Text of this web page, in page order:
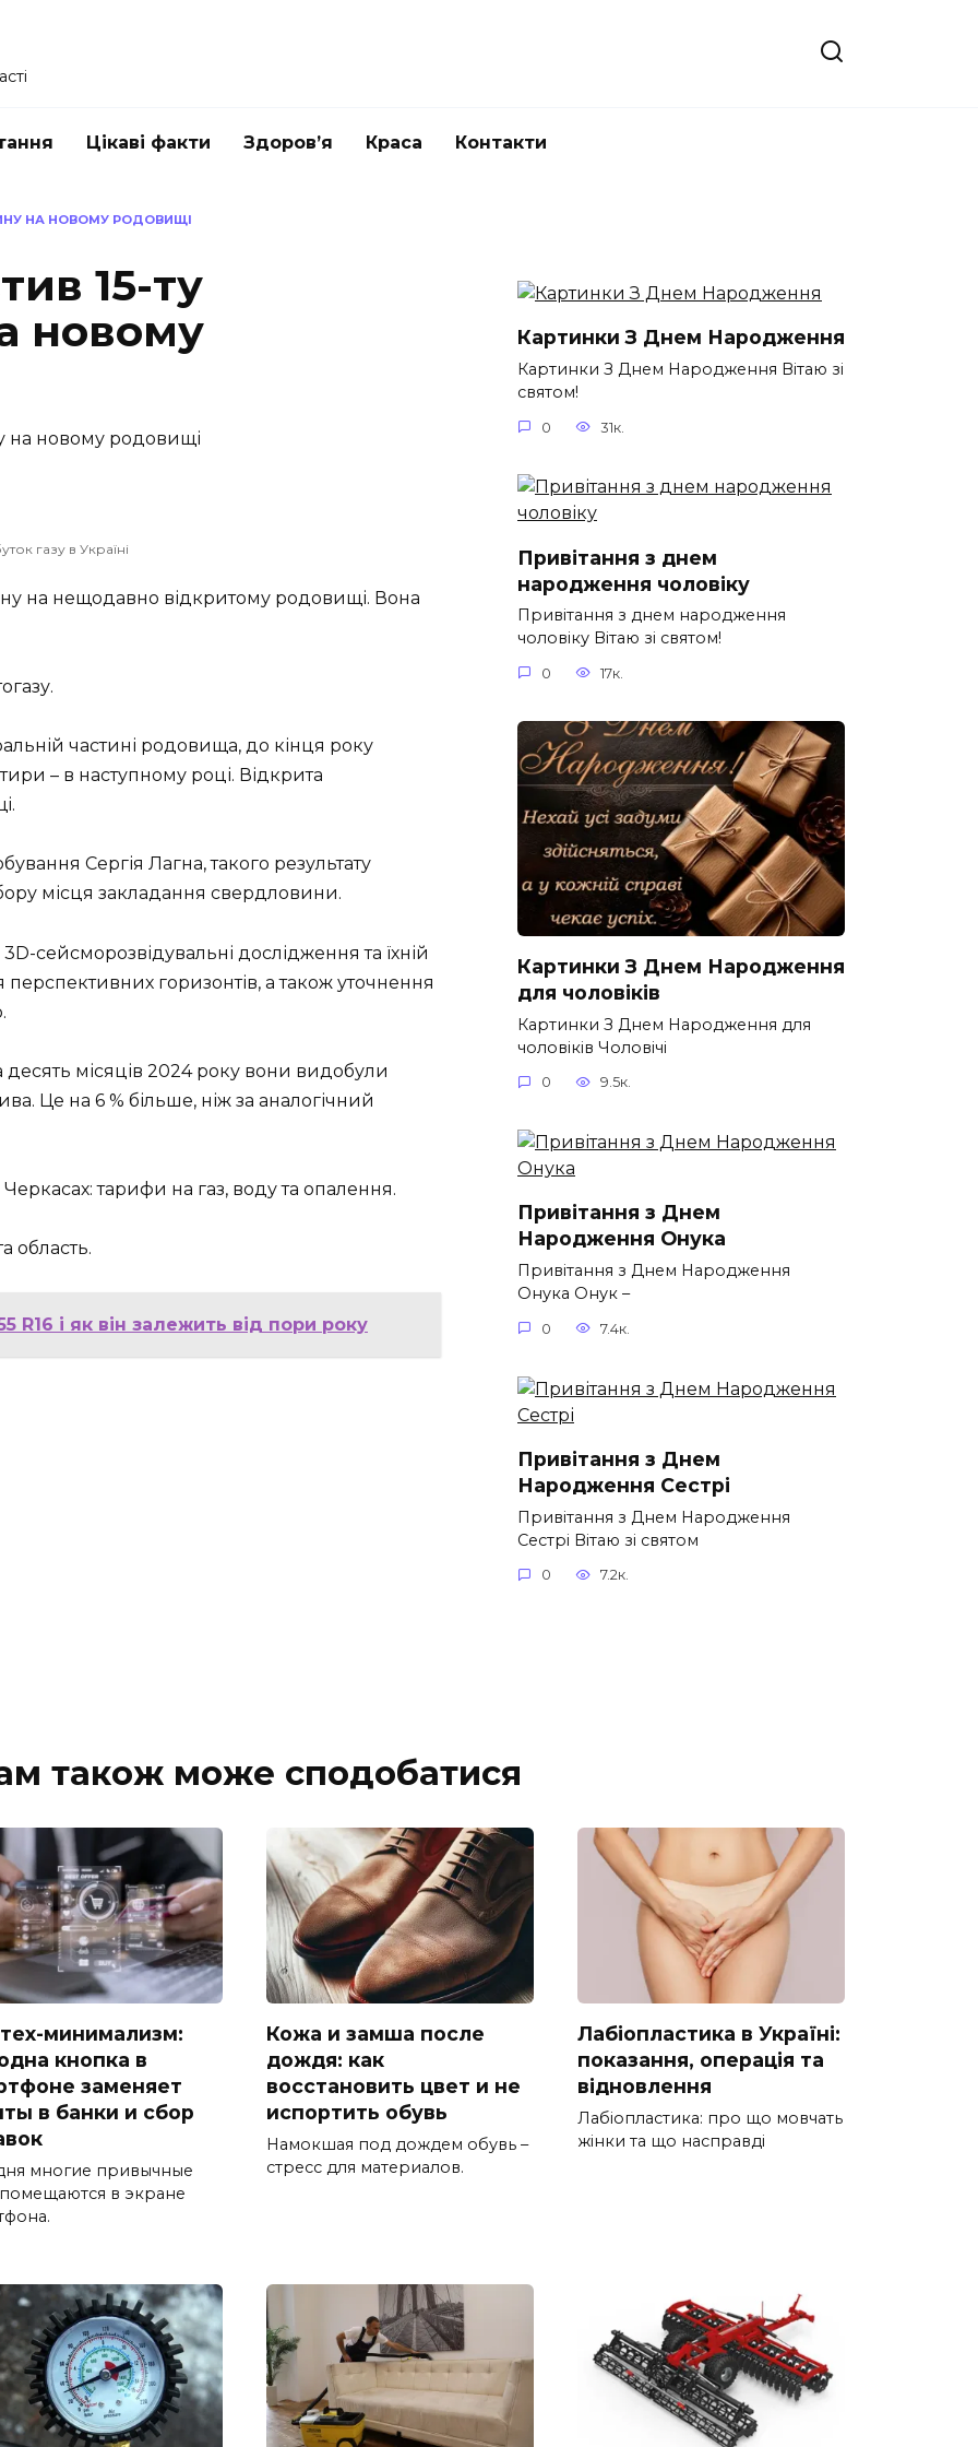
Цікаві факти Здоров’я Краса Контакти
НА НОВОМУ РОДОВИЩІ
15-ту
новому
газу в Україні
на нещодавно відкритому родовищі. Вона
частині родовища, до кінця року
– в наступному році. Відкрита
Сергія Лагна, такого результату
місця закладання свердловини.
сейсморозвідувальні дослідження та їхній
горизонтів, а також уточнення
місяців 2024 року вони видобули
Це на 6 % більше, ніж за аналогічний
тарифи на газ, воду та опалення.
область.
R16 і як він залежить від пори року
Картинки З Днем Народження
Картинки З Днем Народження Вітаю зі
святом!
0 31к.
Привітання з днем
народження чоловіку
Привітання з днем народження
чоловіку Вітаю зі святом!
0 17к.
Картинки З Днем Народження
для чоловіків​
Картинки З Днем Народження для
чоловіків​ Чоловічі
0 9.5к.
Привітання з Днем
Народження Онука
Привітання з Днем Народження
Онука Онук –
0 7.4к.
Привітання з Днем
Народження Сестрі
Привітання з Днем Народження
Сестрі Вітаю зі святом
0 7.2к.
також може сподобатися
минимализм:
кнопка в
заменяет
в банки и сбор
многие привычные
в экране
Кожа и замша после
дождя: как
восстановить цвет и не
испортить обувь
Намокшая под дождем обувь –
стресс для материалов.
Лабіопластика в Україні:
показання, операція та
відновлення
Лабіопластика: про що мовчать
жінки та що насправді